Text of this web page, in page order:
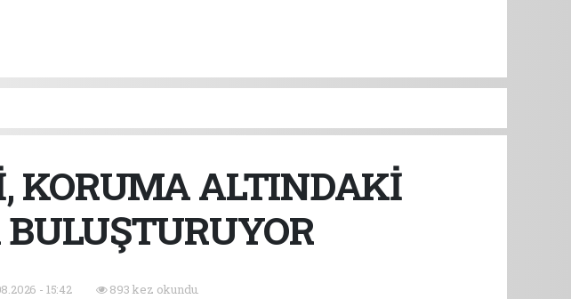
KORUMA ALTINDAKİ
- 15:42 893 kez okundu.